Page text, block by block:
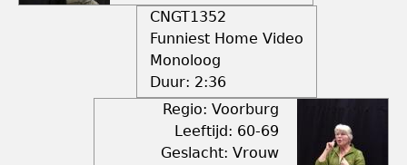
CNGT1352
Funniest Home Video
Monoloog
Duur: 2:36
Regio: Voorburg
Leeftijd: 60-69
Geslacht: Vrouw